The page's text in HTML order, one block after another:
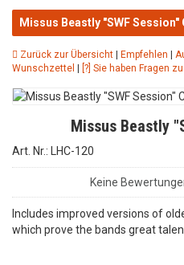
Missus Beastly "SWF Session"
Zurück zur Übersicht Empfehlen
Wunschzettel
[?] Sie haben Fragen
Missus Beastly
Art. Nr.: LHC-120
Keine
Includes improved versions of
which prove the bands great